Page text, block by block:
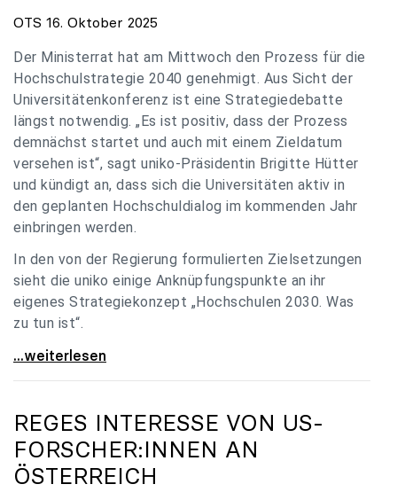
OTS 16. Oktober 2025
Der Ministerrat hat am Mittwoch den Prozess für die
Hochschulstrategie 2040 genehmigt. Aus Sicht der
Universitätenkonferenz ist eine Strategiedebatte
längst notwendig. „Es ist positiv, dass der Prozess
demnächst startet und auch mit einem Zieldatum
versehen ist“, sagt uniko-Präsidentin Brigitte Hütter
und kündigt an, dass sich die Universitäten aktiv in
den geplanten Hochschuldialog im kommenden Jahr
einbringen werden.
In den von der Regierung formulierten Zielsetzungen
sieht die uniko einige Anknüpfungspunkte an ihr
eigenes Strategiekonzept „Hochschulen 2030. Was
zu tun ist“.
Universitäten: Hochschulstrategie 2040 muss eine
...weiterlesen
REGES INTERESSE VON US-
FORSCHER:INNEN AN
ÖSTERREICH